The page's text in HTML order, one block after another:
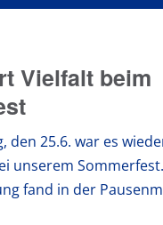
Vielfalt beim
den 25.6. war es
unserem
fand in der